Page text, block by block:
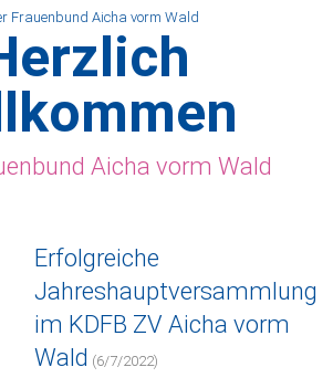
Aicha vorm Wald
Erfolgreiche
Jahreshauptversammlung
im KDFB ZV Aicha vorm
Wald (6/7/2022)